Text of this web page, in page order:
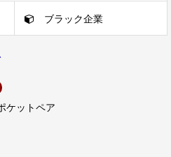
ブラック企業
ケットペア